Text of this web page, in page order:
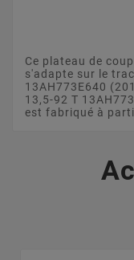
Ce plateau de
s'adapte sur le
13AH773E640
13,5-92 T
est fabriqué à